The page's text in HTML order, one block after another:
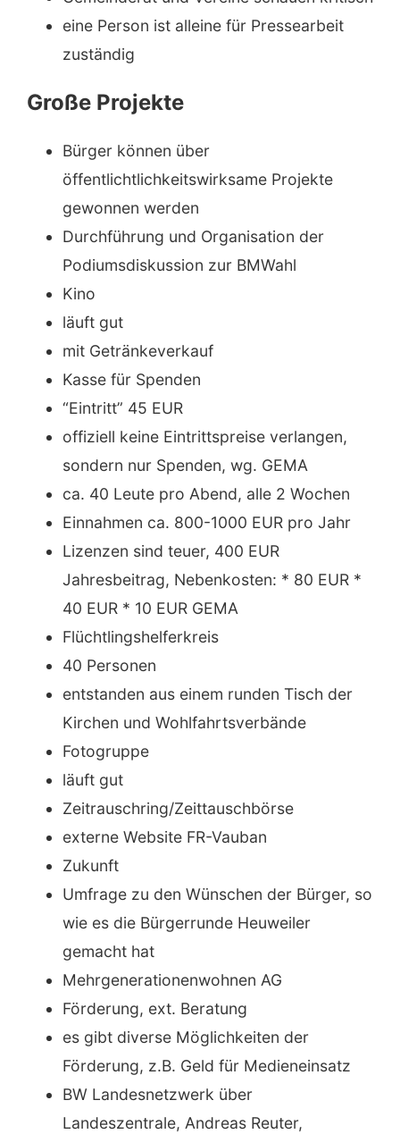
eine Person ist alleine für Pressearbeit
zuständig
Große Projekte
Bürger können über
öffentlichtlichkeitswirksame Projekte
gewonnen werden
Durchführung und Organisation der
Podiumsdiskussion zur BMWahl
Kino
läuft gut
mit Getränkeverkauf
Kasse für Spenden
“Eintritt” 45 EUR
offiziell keine Eintrittspreise verlangen,
sondern nur Spenden, wg. GEMA
ca. 40 Leute pro Abend, alle 2 Wochen
Einnahmen ca. 800-1000 EUR pro Jahr
Lizenzen sind teuer, 400 EUR
Jahresbeitrag, Nebenkosten: * 80 EUR *
40 EUR * 10 EUR GEMA
Flüchtlingshelferkreis
40 Personen
entstanden aus einem runden Tisch der
Kirchen und Wohlfahrtsverbände
Fotogruppe
läuft gut
Zeitrauschring/Zeittauschbörse
externe Website FR-Vauban
Zukunft
Umfrage zu den Wünschen der Bürger, so
wie es die Bürgerrunde Heuweiler
gemacht hat
Mehrgenerationenwohnen AG
Förderung, ext. Beratung
es gibt diverse Möglichkeiten der
Förderung, z.B. Geld für Medieneinsatz
BW Landesnetzwerk über
Landeszentrale, Andreas Reuter,